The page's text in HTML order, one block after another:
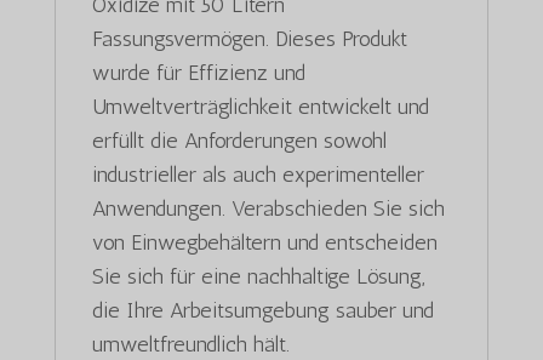
Fassungsvermögen. Dieses Produkt
wurde für Effizienz und
Umweltverträglichkeit entwickelt und
erfüllt die Anforderungen sowohl
industrieller als auch experimenteller
Anwendungen. Verabschieden Sie sich
von Einwegbehältern und entscheiden
Sie sich für eine nachhaltige Lösung,
die Ihre Arbeitsumgebung sauber und
umweltfreundlich hält.